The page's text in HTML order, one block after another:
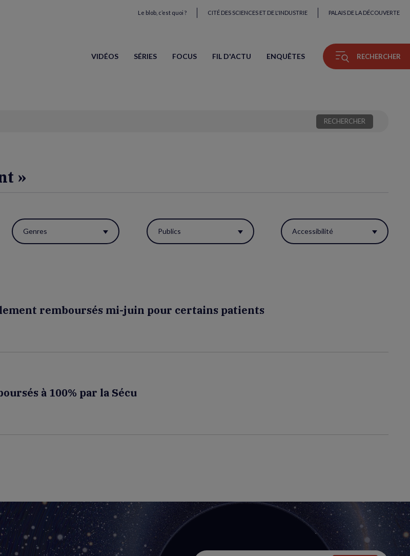
Le blob, c’est quoi ? CITÉ DES SCIENCES ET DE L'INDUSTRIE PALAIS DE LA DÉCOUVERTE
VIDÉOS SÉRIES FOCUS FIL D'ACTU ENQUÊTES RECHERCHER
»
Genres Publics Accessibilité
remboursés mi-juin pour certains patients
à 100% par la Sécu